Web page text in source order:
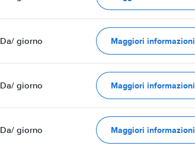
Da/ giorno Maggiori informazioni
Da/ giorno Maggiori informazioni
Da/ giorno Maggiori informazioni